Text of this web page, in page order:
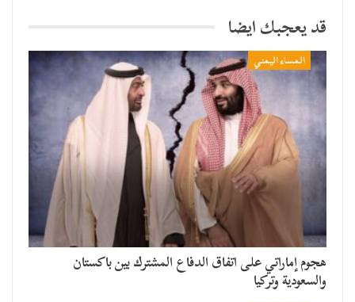
قد يعجبك ايضا
المساء اليمني
هجوم إماراتي على اتفاق الدفاع المشترك بين باكستان
والسعودية وتركيا